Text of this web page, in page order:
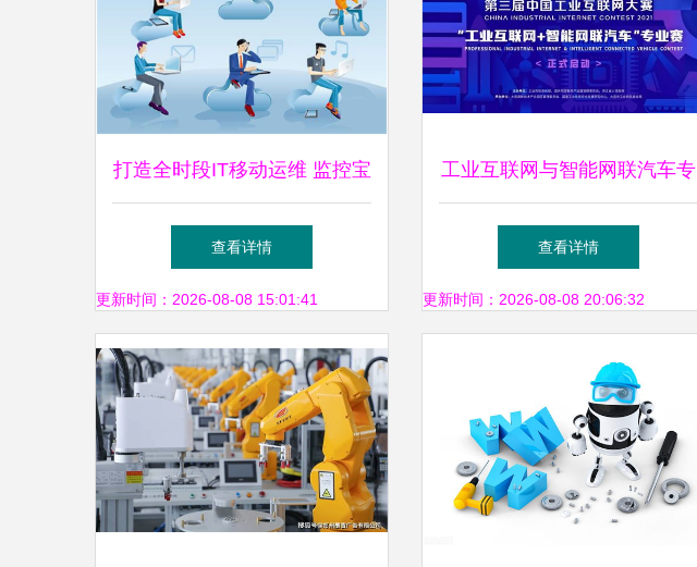
打造全时段IT移动运维 监控宝
推出电话语音告警，赋能企业
网络服务新高度
查看详情
更新时间：2026-08-08 15:01:41
工业互联网与智能网联汽车专
业赛启动，诚邀企业网络技术
服务精英参与
查看详情
更新时间：2026-08-08 20:06:32